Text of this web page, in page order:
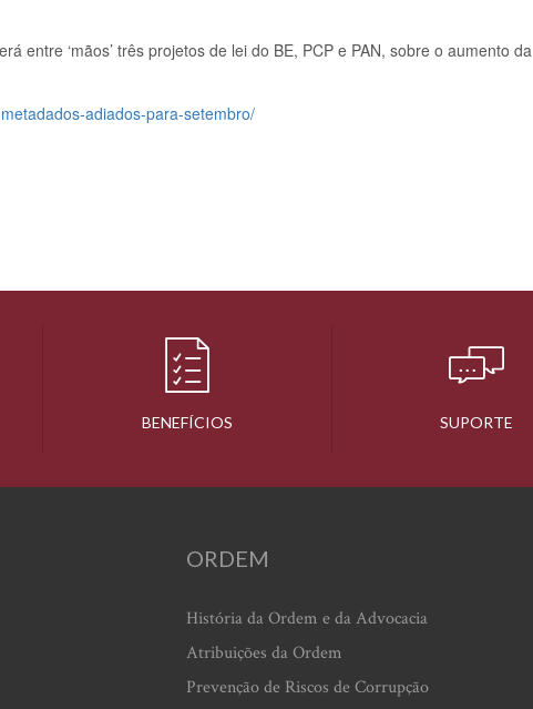
entre ‘mãos’ três projetos de lei do BE, PCP e PAN, sobre o aumento da
adiados-para-setembro/
BENEFÍCIOS SUPORTE
ORDEM
História da Ordem e da Advocacia
Atribuições da Ordem
Prevenção de Riscos de Corrupção